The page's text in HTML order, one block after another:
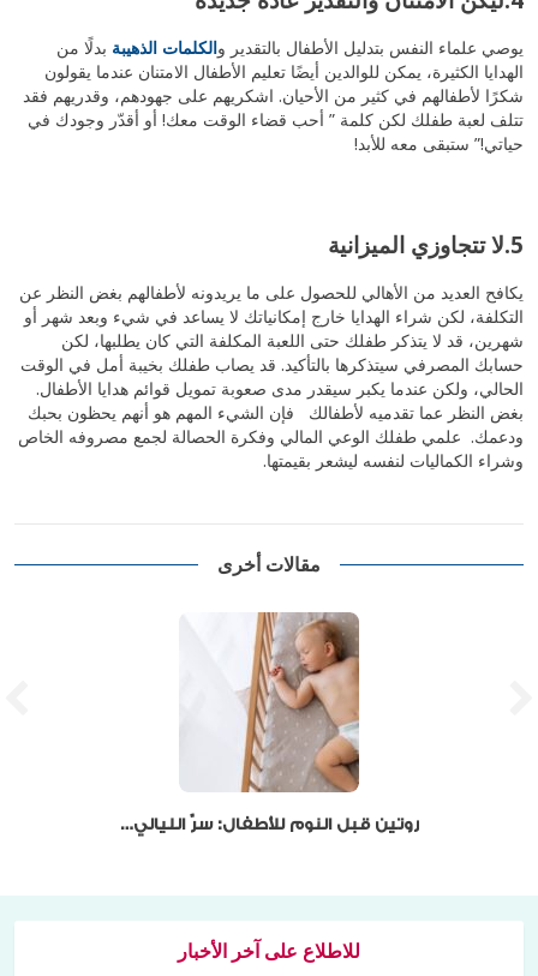
يوصي علماء النفس بتدليل الأطفال بالتقدير والكلمات الذهيبة بدلًا من
الهدايا الكثيرة، يمكن للوالدين أيضًا تعليم الأطفال الامتنان عندما يقولون
شكرًا لأطفالهم في كثير من الأحيان. اشكريهم على جهودهم، وقدريهم فقد
تتلف لعبة طفلك لكن كلمة ” أحب قضاء الوقت معك! أو أقدّر وجودك في
حياتي!” ستبقى معه للأبد!
5.لا تتجاوزي الميزانية
يكافح العديد من الأهالي للحصول على ما يريدونه لأطفالهم بغض النظر عن
التكلفة، لكن شراء الهدايا خارج إمكانياتك لا يساعد في شيء وبعد شهر أو
شهرين، قد لا يتذكر طفلك حتى اللعبة المكلفة التي كان يطلبها، لكن
حسابك المصرفي سيتذكرها بالتأكيد. قد يصاب طفلك بخيبة أمل في الوقت
الحالي، ولكن عندما يكبر سيقدر مدى صعوبة تمويل قوائم هدايا الأطفال.
بغض النظر عما تقدميه لأطفالك فإن الشيء المهم هو أنهم يحظون بحبك
ودعمك. علمي طفلك الوعي المالي وفكرة الحصالة لجمع مصروفه الخاص
وشراء الكماليات لنفسه ليشعر بقيمتها.
مقالات أخرى
روتين قبل النوم للأطفال: سرّ الليالي الهادئة
للاطلاع على آخر الأخبار